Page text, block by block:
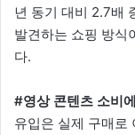
년 동기 대비 2.7배
발견하는 쇼핑 방식
다.
#영상 콘텐츠 소비
유입은 실제 구매로